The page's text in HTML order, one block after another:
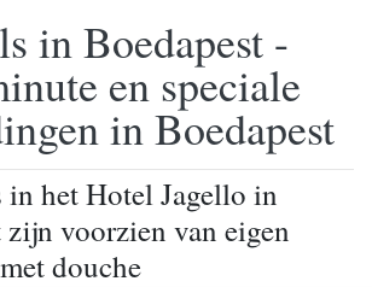
in Boedapest -
en speciale
in Boedapest
in het Hotel Jagello in
zijn voorzien van eigen
douche